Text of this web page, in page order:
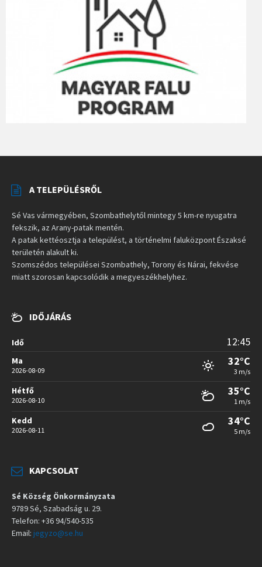
A TELEPÜLÉSRŐL
Sé Vas vármegyében, Szombathelytől mintegy 5 km-re nyugatra
fekszik, az Arany-patak mentén.
A patak kettéosztja a települést, a történelmi faluközpont Északsé
területén alakult ki.
Szomszédos települései Szombathely, Torony és Nárai, fekvése
miatt szorosan kapcsolódik a megyeszékhelyhez.
IDŐJÁRÁS
Idő 12:45
Ma
2026-08-09
32°C
3 m/s
Hétfő
2026-08-10
35°C
1 m/s
Kedd
2026-08-11
34°C
5 m/s
KAPCSOLAT
Sé Község Önkormányzata
9789 Sé, Szabadság u. 29.
Telefon: +36 94/540-535
Email: jegyzo@se.hu